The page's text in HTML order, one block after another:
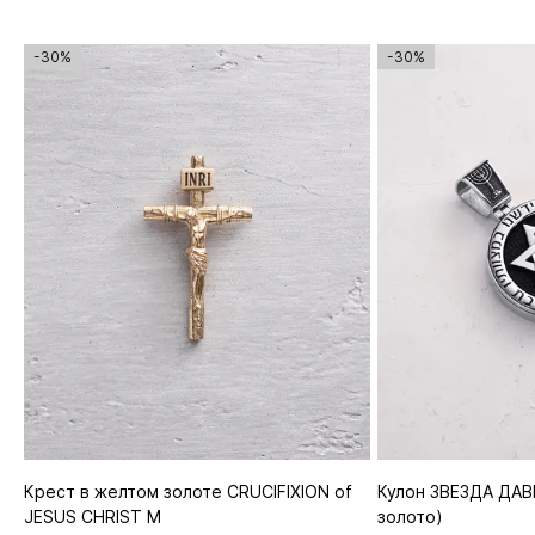
-30%
Крест в желтом золоте CRUCIFIXION of
JESUS CHRIST M
-30%
Кулон ЗВЕЗДА
золото)